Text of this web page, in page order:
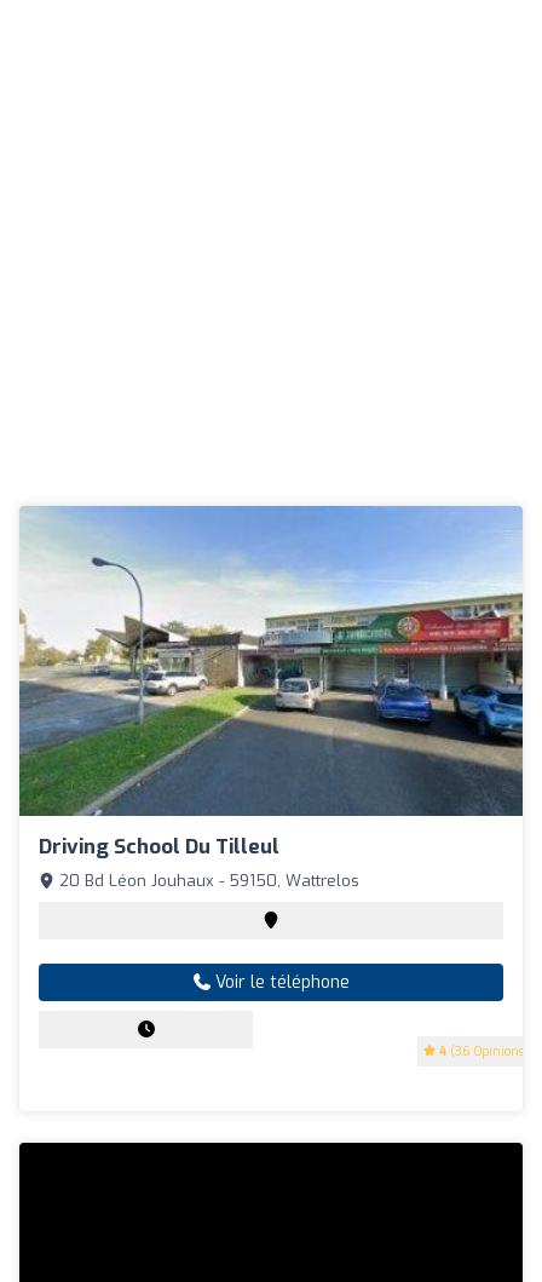
Driving School Du Tilleul
4 (36 Opinions)
20 Bd Léon Jouhaux - 59150, Wattrelos
Voir le téléphone